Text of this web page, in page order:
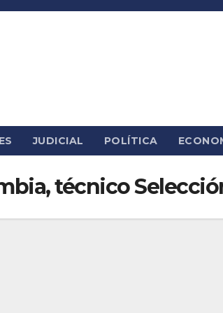
JUDICIAL POLÍTICA
técnico